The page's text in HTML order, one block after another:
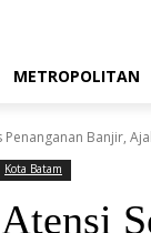
METROPOLITAN
Banjir,
Kota Batam